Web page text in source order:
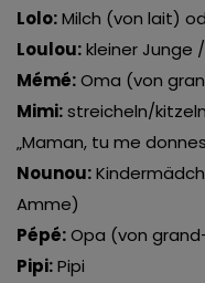
Lolo:Milch (von lait)
Loulou:kleiner Junge
Mémé:Oma (von
Mimi:streicheln/
„Maman, tu me
Nounou:
Amme)
Pépé:Opa (von
Pipi:Pipi